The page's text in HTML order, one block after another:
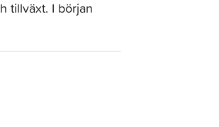
tillväxt. I början